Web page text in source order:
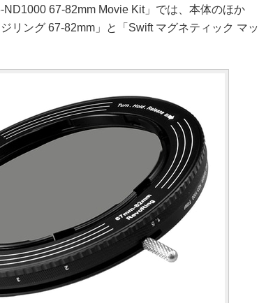
67-82mm Movie Kit」では、本体のほか
リング 67-82mm」と「Swift マグネティック マッ